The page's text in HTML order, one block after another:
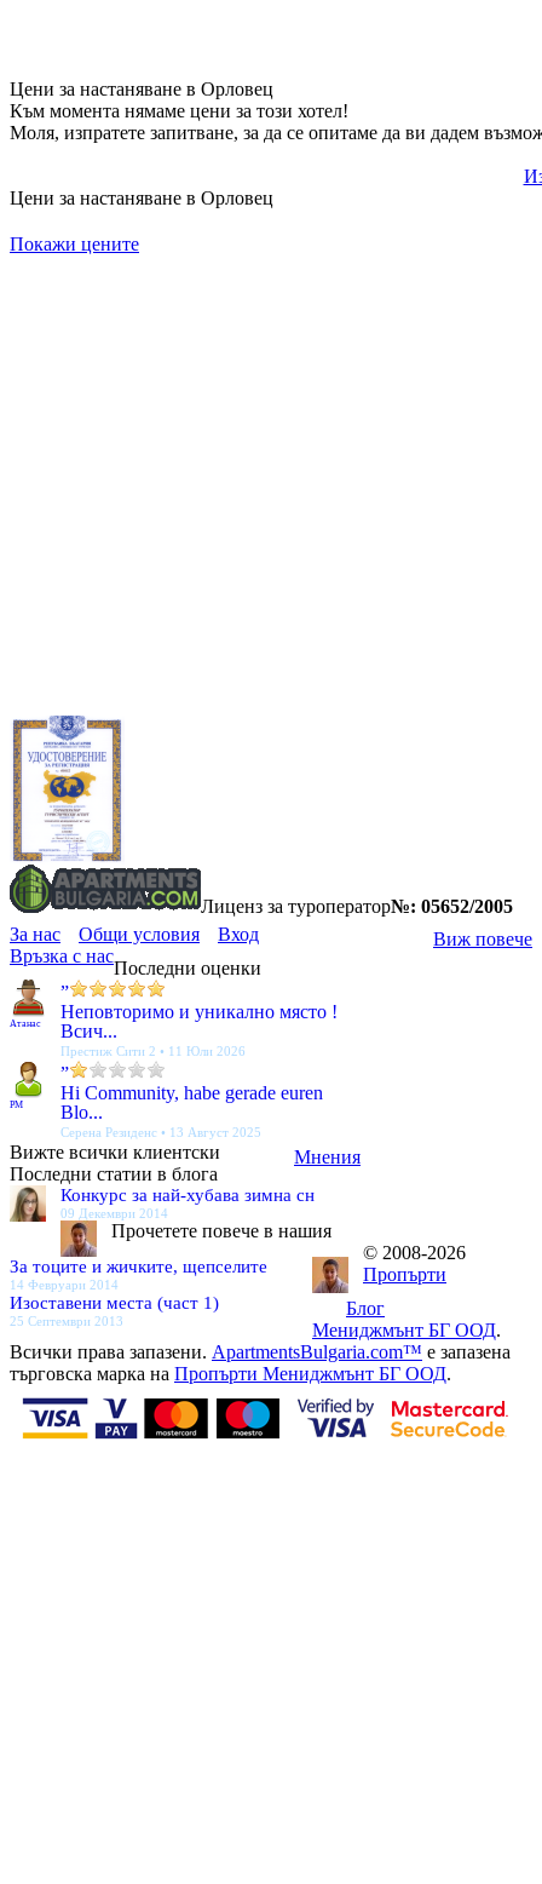
Цени за настаняване в Орловец
Към момента нямаме цени за този хотел!
Моля, изпратете запитване, за да се опитаме да ви дадем
Цени за настаняване в Орловец
Покажи цените
Лиценз за туроператор№: 05652/2005
Виж повече
За нас Общи условия
Вход
Връзка с нас
Последни оценки
Атанас
”
Неповторимо и уникално място !
Всич...
Престиж Сити 2 • 11 Юли 2026
PM
”
Hi Community, habe gerade euren
Blo...
Серена Резиденс • 13 Август 2025
Мнения
Вижте всички клиентски
Последни статии в блога
Конкурс за най-хубава зимна сн
09 Декември 2014
За тоците и жичките, щепселите
14 Февруари 2014
Изоставени места (част 1)
25 Септември 2013
Блог
Прочетете повече в нашия
© 2008-2026
Пропърти
Мениджмънт БГ ООД.
Всички права запазени. ApartmentsBulgaria.com™ е запазена
търговска марка на Пропърти Мениджмънт БГ ООД.